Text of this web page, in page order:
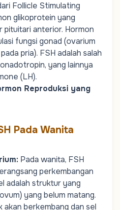
Follicle Stimulating
glikoprotein yang
pituitari anterior. Hormon
fungsi gonad (ovarium
pria). FSH adalah salah
yang lainnya
(LH).
Reproduksi yang
Pada Wanita
: Pada wanita, FSH
perkembangan
adalah struktur yang
yang belum matang.
akan berkembang dan sel